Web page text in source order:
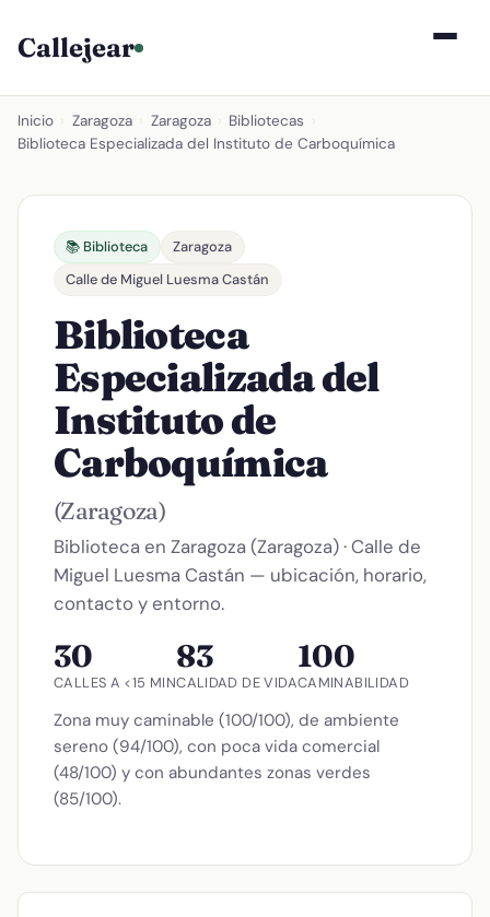
Callejear
Inicio Zaragoza Zaragoza Bibliotecas
Biblioteca Especializada del Instituto de Carboquímica
📚 Biblioteca
Zaragoza
Calle de Miguel Luesma Castán
Biblioteca
Especializada del
Instituto de
Carboquímica
(Zaragoza)
Biblioteca en Zaragoza (Zaragoza) · Calle de
Miguel Luesma Castán — ubicación, horario,
contacto y entorno.
30
CALLES A <15 MIN
83
CALIDAD DE VIDA
100
CAMINABILIDAD
Zona muy caminable (100/100), de ambiente
sereno (94/100), con poca vida comercial
(48/100) y con abundantes zonas verdes
(85/100).